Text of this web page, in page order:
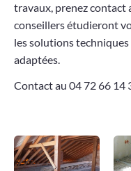
travaux, prenez contact
conseillers étudieront
les solutions
adaptées.
Contact au 04 72 66 14